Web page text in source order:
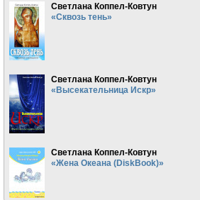
Светлана Коппел-Ковтун
«Сквозь тень»
Светлана Коппел-Ковтун
«Высекательница Искр»
Светлана Коппел-Ковтун
«Жена Океана (DiskBook)»